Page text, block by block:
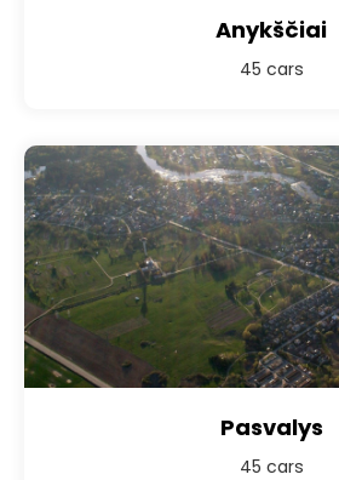
Anykščiai
45 cars
Pasvalys
45 cars